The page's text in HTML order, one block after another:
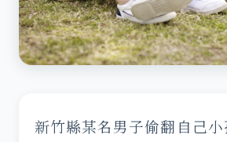
新竹縣某名男子偷翻自己